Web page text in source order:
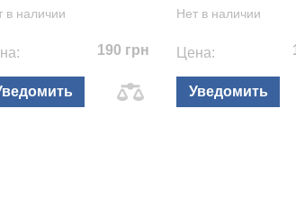
в наличии
190 грн
Нет в наличии
Цена:
Уведомить